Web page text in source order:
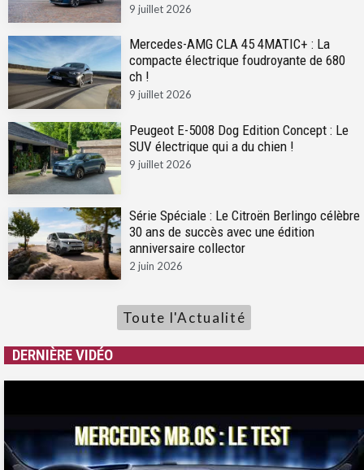
9 juillet 2026
Mercedes-AMG CLA 45 4MATIC+ : La
compacte électrique foudroyante de 680
ch !
9 juillet 2026
Peugeot E-5008 Dog Edition Concept : Le
SUV électrique qui a du chien !
9 juillet 2026
Série Spéciale : Le Citroën Berlingo célèbre
30 ans de succès avec une édition
anniversaire collector
2 juin 2026
Toute l'Actualité
DERNIÈRE VIDÉO